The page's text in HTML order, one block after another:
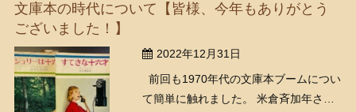
文庫本の時代について【皆様、今年もありがとう
ございました！】
2022年12月31日
前回も1970年代の文庫本ブームについ
て簡単に触れました。 米倉斉加年さん